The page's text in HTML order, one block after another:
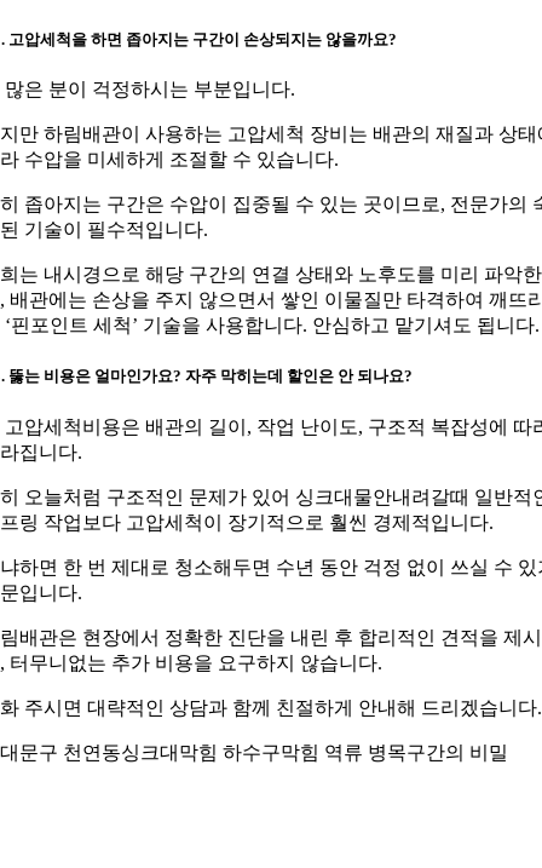
고압세척을 하면 좁아지는 구간이 손상되지는 않을까요?
많은 분이 걱정하시는 부분입니다.
만 하림배관이 사용하는 고압세척 장비는 배관의 재질과 상태
수압을 미세하게 조절할 수 있습니다.
좁아지는 구간은 수압이 집중될 수 있는 곳이므로, 전문가의
기술이 필수적입니다.
는 내시경으로 해당 구간의 연결 상태와 노후도를 미리 파악한
배관에는 손상을 주지 않으면서 쌓인 이물질만 타격하여 깨뜨
‘핀포인트 세척’ 기술을 사용합니다. 안심하고 맡기셔도 됩니다.
뚫는 비용은 얼마인가요? 자주 막히는데 할인은 안 되나요?
고압세척비용은 배관의 길이, 작업 난이도, 구조적 복잡성에 따
집니다.
오늘처럼 구조적인 문제가 있어 싱크대물안내려갈때 일반적
링 작업보다 고압세척이 장기적으로 훨씬 경제적입니다.
하면 한 번 제대로 청소해두면 수년 동안 걱정 없이 쓰실 수 있
입니다.
배관은 현장에서 정확한 진단을 내린 후 합리적인 견적을 제
터무니없는 추가 비용을 요구하지 않습니다.
주시면 대략적인 상담과 함께 친절하게 안내해 드리겠습니다.
문구 천연동싱크대막힘 하수구막힘 역류 병목구간의 비밀